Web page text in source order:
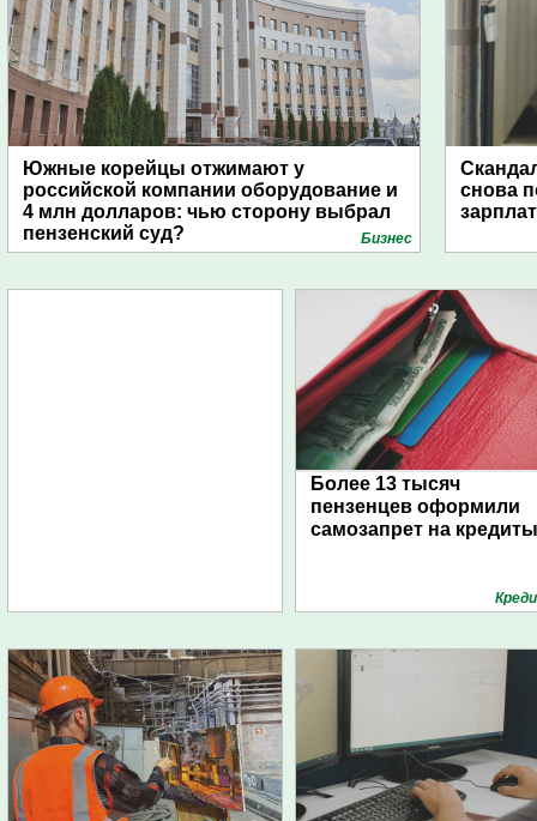
Южные корейцы отжимают у
российской компании оборудование и
4 млн долларов: чью сторону выбрал
пензенский суд?
Бизнес
снова
Более 13 тысяч
пензенцев оформили
самозапрет на кредиты